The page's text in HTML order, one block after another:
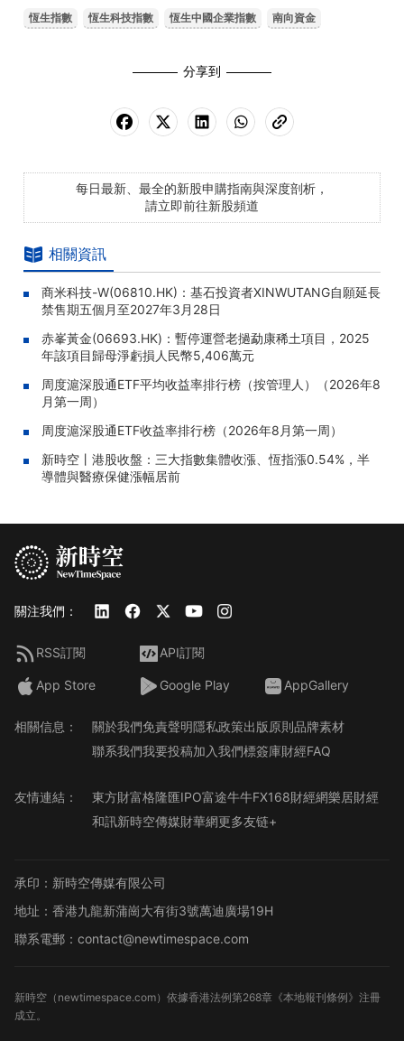
恆生指數 恆生科技指數 恆生中國企業指數 南向資金
分享到
每日最新、最全的新股申購指南與深度剖析，
請立即前往新股頻道
相關資訊
商米科技-W(06810.HK)：基石投資者XINWUTANG自願延長
禁售期五個月至2027年3月28日
赤峯黃金(06693.HK)：暫停運營老撾勐康稀土項目，2025
年該項目歸母淨虧損人民幣5,406萬元
周度滬深股通ETF平均收益率排行榜（按管理人）（2026年8
月第一周）
周度滬深股通ETF收益率排行榜（2026年8月第一周）
新時空丨港股收盤：三大指數集體收漲、恆指漲0.54%，半
導體與醫療保健漲幅居前
關注我們：
RSS訂閱 API訂閱
App Store Google Play AppGallery
相關信息： 關於我們免責聲明隱私政策出版原則品牌素材
聯系我們我要投稿加入我們標簽庫財經FAQ
友情連結： 東方財富格隆匯IPO富途牛牛FX168財經網樂居財經
和訊新時空傳媒財華網更多友链+
承印：新時空傳媒有限公司
地址：香港九龍新蒲崗大有街3號萬迪廣場19H
聯系電郵：contact@newtimespace.com
新時空（ newtimespace.com）依據香港法例第268章《本地報刊條例》注冊
成立。